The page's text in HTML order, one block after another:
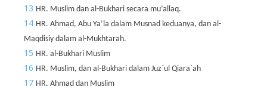
13 HR. Muslim dan al-Bukhari secara mu’allaq.
14 HR. Ahmad, Abu Ya’la dalam Musnad keduanya, dan al-
Maqdisiy dalam al-Mukhtarah.
15 HR. al-Bukhari Muslim
16 HR. Muslim, dan al-Bukhari dalam Juz`ul Qiara`ah
17 HR. Ahmad dan Muslim